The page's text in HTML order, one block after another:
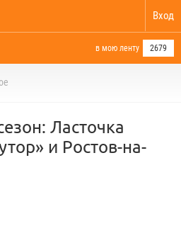
Вход
в мою ленту 2679
Ласточка
и Ростов-на-